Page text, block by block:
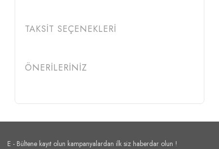
TAKSİT SEÇENEKLERİ
ÖNERİLERİNİZ
E - Bültene kayıt olun kampanyalardan ilk siz haberdar olun !